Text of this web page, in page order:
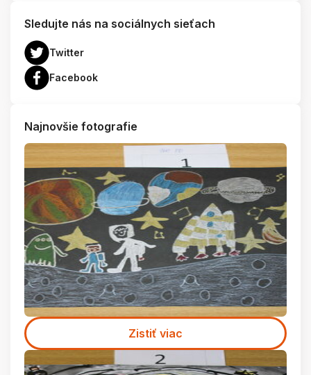
Sledujte nás na sociálnych sieťach
Twitter
Facebook
Najnovšie fotografie
Zistiť viac